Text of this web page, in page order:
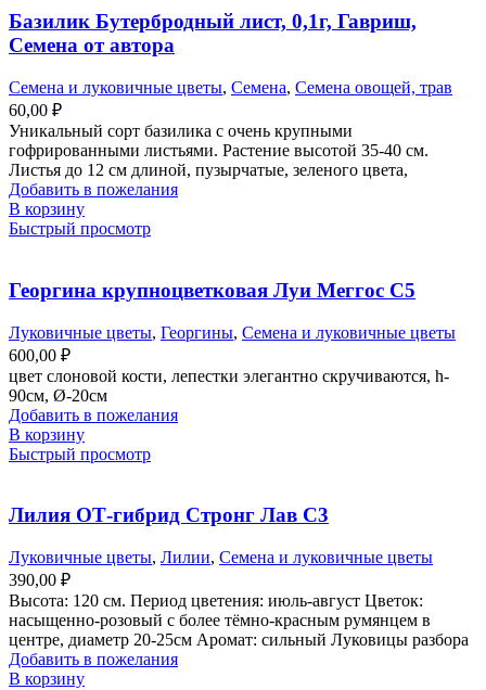
Базилик Бутербродный лист, 0,1г, Гавриш,
Семена от автора
Семена и луковичные цветы, Семена, Семена овощей, трав
60,00 ₽
Уникальный сорт базилика с очень крупными
гофрированными листьями. Растение высотой 35-40 см.
Листья до 12 см длиной, пузырчатые, зеленого цвета,
Добавить в пожелания
В корзину
Быстрый просмотр
Георгина крупноцветковая Луи Меггос С5
Луковичные цветы, Георгины, Семена и луковичные цветы
600,00 ₽
цвет слоновой кости, лепестки элегантно скручиваются, h-
90см, Ø-20см
Добавить в пожелания
В корзину
Быстрый просмотр
Лилия ОТ-гибрид Стронг Лав С3
Луковичные цветы, Лилии, Семена и луковичные цветы
390,00 ₽
Высота: 120 см. Период цветения: июль-август Цветок:
насыщенно-розовый с более тёмно-красным румянцем в
центре, диаметр 20-25см Аромат: сильный Луковицы разбора
Добавить в пожелания
В корзину